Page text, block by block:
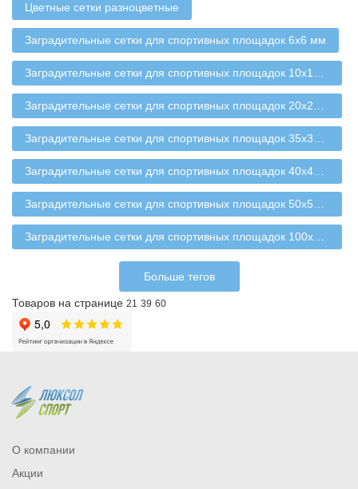
Цветные сетки разноцветные
Заградительные сетки для спортивных площадок 6х6 мм
Больше тегов
Товаров на странице 21 39 60
О компании
Акции